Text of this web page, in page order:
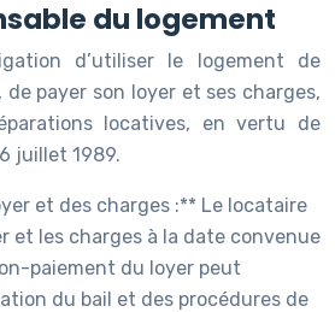
du logement
d’utiliser le logement de
de payer son loyer et ses charges,
locatives, en vertu de
juillet 1989.
et des charges :** Le locataire
et les charges à la date convenue
paiement du loyer peut
du bail et des procédures de